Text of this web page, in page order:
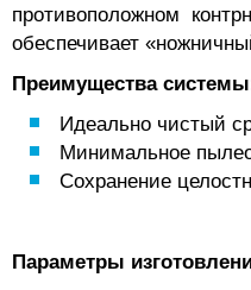
противоположном
обеспечивает
Преимущества системы
Идеально чистый
Минимальное
Сохранение
Параметры